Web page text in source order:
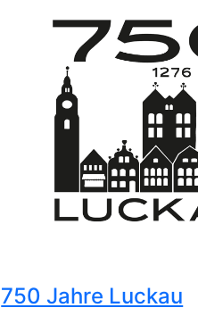
750 Jahre Luckau